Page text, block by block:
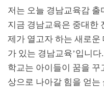
저는 오늘 경남교육감 출
지금 경남교육은 중대한
제가 열고자 하는 새로운
가 있는 경남교육’입니다.
학교는 아이들이 꿈을 꾸
상으로 나아갈 힘을 얻는